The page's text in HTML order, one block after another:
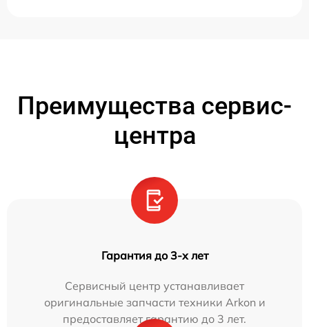
Преимущества сервис-
центра
Гарантия до 3-х лет
Сервисный центр устанавливает
оригинальные запчасти техники Arkon и
предоставляет гарантию до 3 лет.